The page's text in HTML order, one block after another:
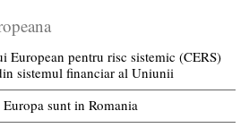
European pentru risc sistemic (CERS)
sistemul financiar al Uniunii
sunt in Romania